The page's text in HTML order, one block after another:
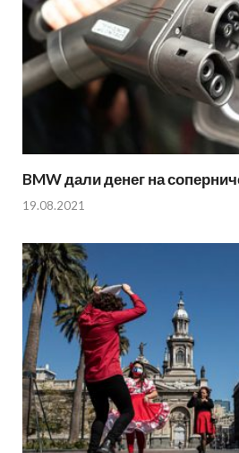
BMW дали денег на
19.08.2021